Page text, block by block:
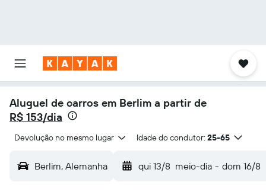
Aluguel de carros em Berlim a partir de
R$ 153/dia
Devolução no mesmo lugar Idade do condutor: 25-65
Berlim, Alemanha qui 13/8 meio-dia - dom 16/8